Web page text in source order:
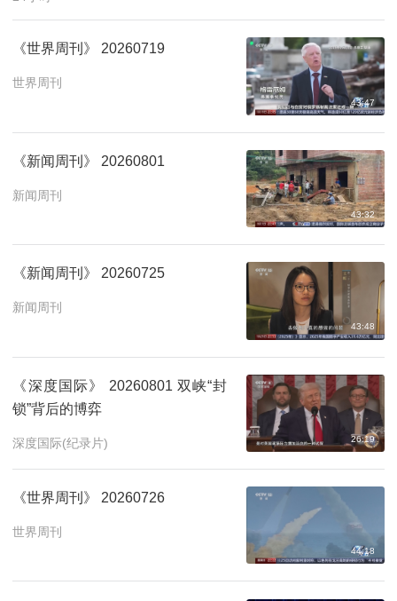
《世界周刊》 20260719
世界周刊
43:47
《新闻周刊》 20260801
新闻周刊
43:32
《新闻周刊》 20260725
新闻周刊
43:48
《深度国际》 20260801 双峡“封
锁”背后的博弈
深度国际(纪录片) 26:19
《世界周刊》 20260726
世界周刊
44:18